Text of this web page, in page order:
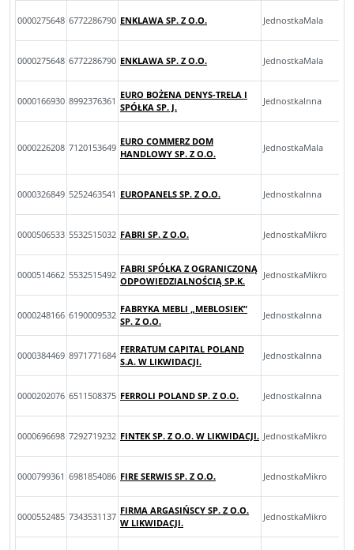
0000275648 6772286790 ENKLAWA SP. Z O.O. JednostkaMala
0000275648 6772286790 ENKLAWA SP. Z O.O. JednostkaMala
0000166930 8992376361
EURO BOŻENA DENYS-TRELA I
SPÓŁKA SP. J.
JednostkaInna
0000226208 7120153649
EURO COMMERZ DOM
HANDLOWY SP. Z O.O.
JednostkaMala
0000326849 5252463541 EUROPANELS SP. Z O.O. JednostkaInna
0000506533 5532515032 FABRI SP. Z O.O. JednostkaMikro
0000514662 5532515492
FABRI SPÓŁKA Z OGRANICZONĄ
ODPOWIEDZIALNOŚCIĄ SP.K.
JednostkaMikro
0000248166 6190009532
FABRYKA MEBLI „MEBLOSIEK”
SP. Z O.O.
JednostkaInna
0000384469 8971771684
FERRATUM CAPITAL POLAND
S.A. W LIKWIDACJI.
JednostkaInna
0000202076 6511508375 FERROLI POLAND SP. Z O.O. JednostkaInna
0000696698 7292719232 FINTEK SP. Z O.O. W LIKWIDACJI. JednostkaMikro
0000799361 6981854086 FIRE SERWIS SP. Z O.O. JednostkaMikro
0000552485 7343531137
FIRMA ARGASIŃSCY SP. Z O.O.
W LIKWIDACJI.
JednostkaMikro